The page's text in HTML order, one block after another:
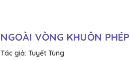
NGOÀI VÒNG KHUÔN PHÉP
Tác giả: Tuyết Tùng